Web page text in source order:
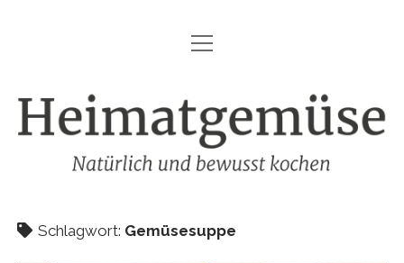
HEIMATGEMÜSE
DAS KOCHBUCH
FOODFOTOGRAFIE
KONTAKT
Menü
öffnen
Heimatgemüse
Schlagwort: Gemüsesuppe